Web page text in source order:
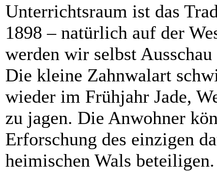
Unterrichtsraum ist das
1898 – natürlich auf der
werden wir selbst
Die kleine Zahnwalart
wieder im Frühjahr Jade,
zu jagen. Die Anwohner
Erforschung des einzigen
heimischen Wals